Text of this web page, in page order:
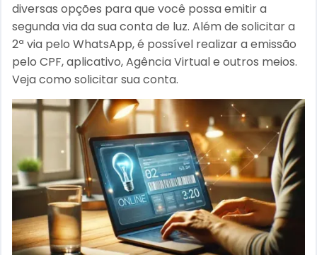
diversas opções para que você possa emitir a
segunda via da sua conta de luz. Além de solicitar a
2ª via pelo WhatsApp, é possível realizar a emissão
pelo CPF, aplicativo, Agência Virtual e outros meios.
Veja como solicitar sua conta.